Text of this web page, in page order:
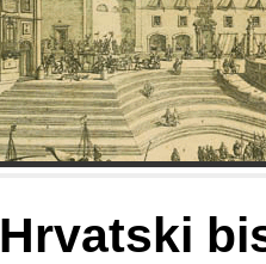
Hrvatski